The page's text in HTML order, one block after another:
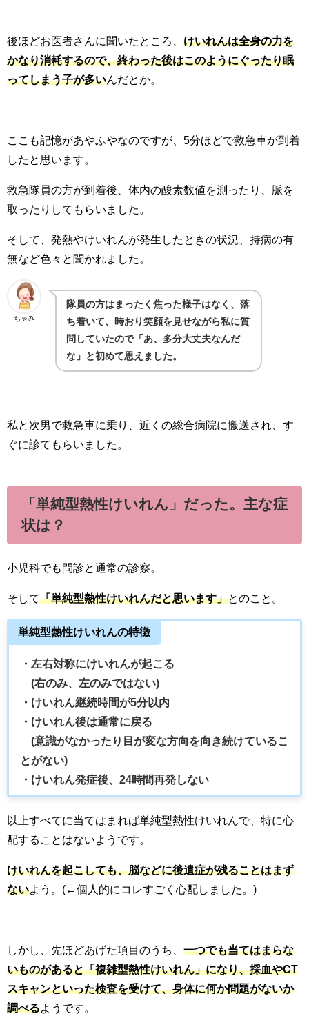
後ほどお医者さんに聞いたところ、 けいれんは全身の力を
かなり消耗するので、終わった後はこのようにぐったり眠
ってしまう子が多いんだとか。
ここも記憶があやふやなのですが、5分ほどで救急車が到着
したと思います。
救急隊員の方が到着後、体内の酸素数値を測ったり、脈を
取ったりしてもらいました。
そして、発熱やけいれんが発生したときの状況、持病の有
無など色々と聞かれました。
ちゃみ
隊員の方はまったく焦った様子はなく、落
ち着いて、時おり笑顔を見せながら私に質
問していたので「あ、多分大丈夫なんだ
な」と初めて思えました。
私と次男で救急車に乗り、近くの総合病院に搬送され、す
ぐに診てもらいました。
「単純型熱性けいれん」だった。主な症
状は？
小児科でも問診と通常の診察。
そして「単純型熱性けいれんだと思います」とのこと。
単純型熱性けいれんの特徴
・左右対称にけいれんが起こる
(右のみ、左のみではない)
・けいれん継続時間が5分以内
・けいれん後は通常に戻る
(意識がなかったり目が変な方向を向き続けているこ
とがない)
・けいれん発症後、24時間再発しない
以上すべてに当てはまれば単純型熱性けいれんで、特に心
配することはないようです。
けいれんを起こしても、脳などに後遺症が残ることはまず
ないよう。(←個人的にコレすごく心配しました。)
しかし、先ほどあげた項目のうち、 一つでも当てはまらな
いものがあると「複雑型熱性けいれん」になり、採血やCT
スキャンといった検査を受けて、身体に何か問題がないか
調べるようです。